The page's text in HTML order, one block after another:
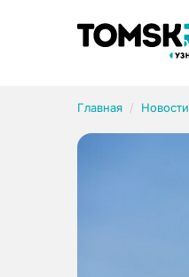
Главная Новости
Рубрики